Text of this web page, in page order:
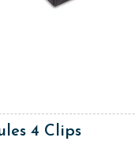
4 Clips